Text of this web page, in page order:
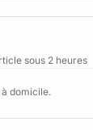
sous 2 heures
domicile.